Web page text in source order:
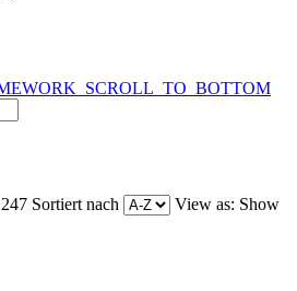
Sortiert nach View as: Show